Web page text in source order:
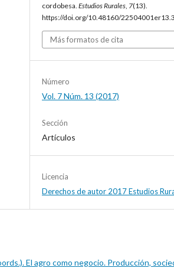
cordobesa. Estudios Rurales 7(13).
https://doi.org/10.48160/
Más formatos de cita
Número
Vol. 7 Núm. 13 (2017)
Sección
Artículos
Licencia
Derechos de autor 2017 Estudios
El agro como negocio. Producción,